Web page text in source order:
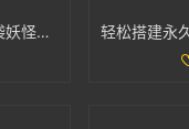
重温童年经典《口袋妖怪强进化2.5》，再续佩奇冒险之旅！